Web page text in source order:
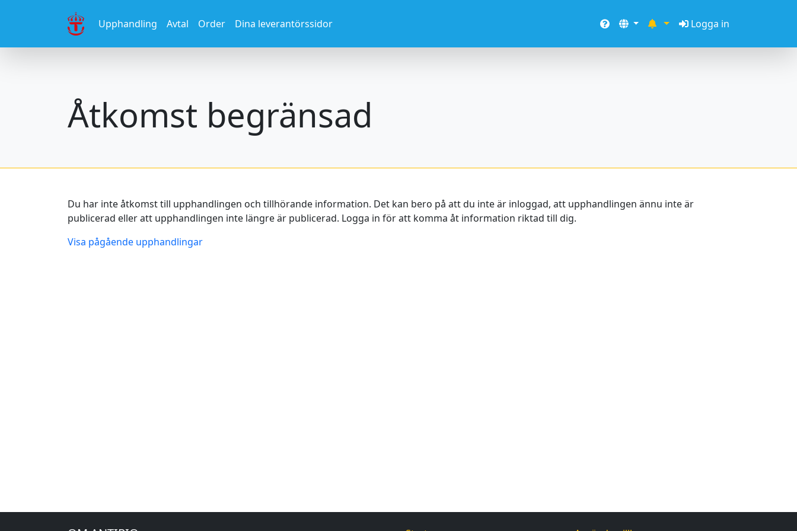
Upphandling Avtal Order Dina leverantörssidor Logga in
Åtkomst begränsad
Du har inte åtkomst till upphandlingen och tillhörande information. Det kan bero på att du inte är inloggad, att upphandlingen ännu inte är
publicerad eller att upphandlingen inte längre är publicerad. Logga in för att komma åt information riktad till dig.
Visa pågående upphandlingar